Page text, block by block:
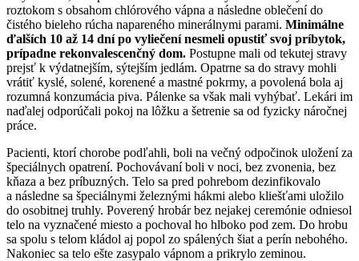
roztokom s obsahom chlórového vápna a následne oblečení do
čistého bieleho rúcha napareného minerálnymi parami. Minimálne
ďalších 10 až 14 dní po vyliečení nesmeli opustiť svoj príbytok,
prípadne rekonvalescenčný dom. Postupne mali od tekutej stravy
prejsť k výdatnejším, sýtejším jedlám. Opatrne sa do stravy mohli
vrátiť kyslé, solené, korenené a mastné pokrmy, a povolená bola aj
rozumná konzumácia piva. Pálenke sa však mali vyhýbať. Lekári im
naďalej odporúčali pokoj na lôžku a šetrenie sa od fyzicky náročnej
práce.
Pacienti, ktorí chorobe podľahli, boli na večný odpočinok uložení za
špeciálnych opatrení. Pochovávaní boli v noci, bez zvonenia, bez
kňaza a bez príbuzných. Telo sa pred pohrebom dezinfikovalo
a následne sa špeciálnymi železnými hákmi alebo kliešťami uložilo
do osobitnej truhly. Poverený hrobár bez nejakej ceremónie odniesol
telo na vyznačené miesto a pochoval ho hlboko pod zem. Do hrobu
sa spolu s telom kládol aj popol zo spálených šiat a perín nebohého.
Nakoniec sa telo ešte zasypalo vápnom a prikrylo zeminou.